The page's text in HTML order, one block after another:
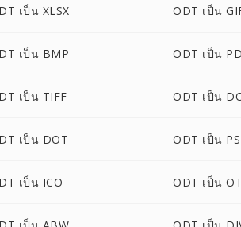
เป็น XLSX ODT เป็น
เป็น BMP ODT เป็น
เป็น TIFF ODT เป็น
เป็น DOT ODT เป็น
เป็น ICO ODT เป็น